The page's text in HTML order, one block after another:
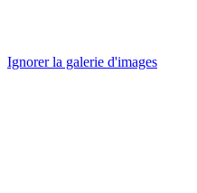
Ignorer la galerie d'images